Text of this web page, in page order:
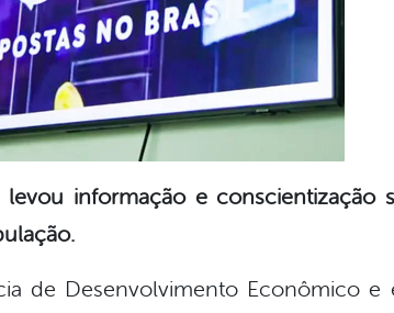
informação e conscientização
de Desenvolvimento Econômico